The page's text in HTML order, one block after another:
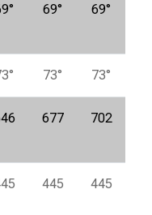
69° 69°
73° 73°
677 702
445 445